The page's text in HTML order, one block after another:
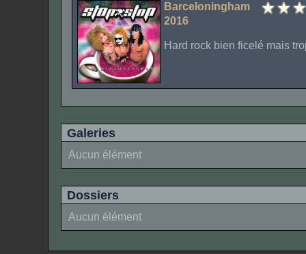
Barceloningham
2016
Hard rock bien ficelé mais
Galeries
Aucun élément
Dossiers
Aucun élément